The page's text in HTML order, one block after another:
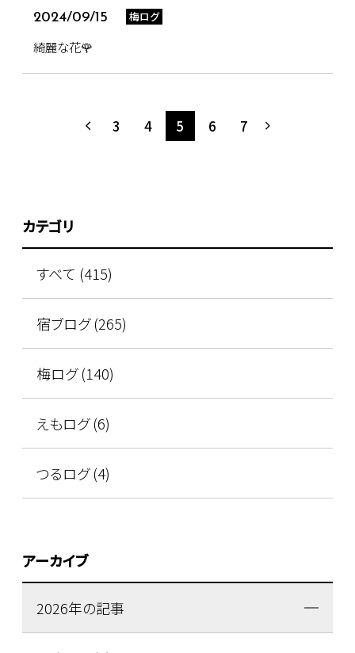
2024/09/15 梅ログ
綺麗な花🌹
3 4 5 6 7
カテゴリ
すべて (415)
宿ブログ (265)
梅ログ (140)
えもログ (6)
つるログ (4)
アーカイブ
2026年の記事